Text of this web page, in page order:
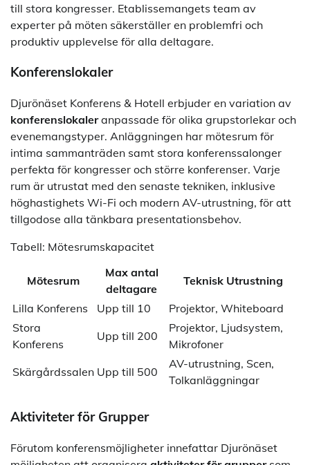
till stora kongresser. Etablissemangets team av
experter på möten säkerställer en problemfri och
produktiv upplevelse för alla deltagare.
Konferenslokaler
Djurönäset Konferens & Hotell erbjuder en variation av
konferenslokaleranpassade för olika grupstorlekar och
evenemangstyper. Anläggningen har mötesrum för
intima sammanträden samt stora konferenssalonger
perfekta för kongresser och större konferenser. Varje
rum är utrustat med den senaste tekniken, inklusive
höghastighets Wi-Fi och modern AV-utrustning, för att
tillgodose alla tänkbara presentationsbehov.
Tabell: Mötesrumskapacitet
Mötesrum
Max antal
deltagare
Teknisk Utrustning
Lilla Konferens
Upp till 10
Projektor, Whiteboard
Stora
Konferens
Upp till 200
Projektor, Ljudsystem,
Mikrofoner
Skärgårdssalen Upp till 500
AV-utrustning, Scen,
Tolkanläggningar
Aktiviteter för Grupper
Förutom konferensmöjligheter innefattar Djurönäset